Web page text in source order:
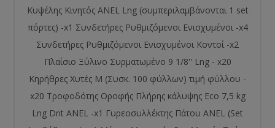
Κυψέλης Κινητός ANEL Lng (συμπεριλαμβάνονται 1 set
πόρτες) -x1 Συνδετήρες Ρυθμιζόμενοι Ενισχυμένοι -x4
Συνδετήρες Ρυθμιζόμενοι Ενισχυμένοι Κοντοί -x2
Πλαίσιο Ξύλινο Συρματωμένο 9 1/8'' Lng - x20
Κηρήθρες Χυτές Μ (Συσκ. 100 φύλλων) τιμή φύλλου -
x20 Τροφοδότης Οροφής Πλήρης κάλυψης Eco 7,5 kg
Lng Dnt ANEL -x1 Γυρεοσυλλέκτης Πάτου ANEL (Set